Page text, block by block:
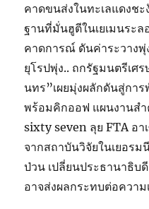
คาดขนส่งในทะเลแดงช
ฐานที่มั่นฮูตีในเยเมนระล
คาดการณ์ ดันค่าระวางพุ่
ยุโรปพุ่ง.. ถกรัฐมนตรีเศ
นทร”เผยมุ่งผลักดันสู่ก
พร้อมคิกออฟ แผนงานส
sixty seven ลุย FTA อา
จากสถาบันวิจัยในเยอรม
ป่วน เปลี่ยนประธานาธิบ
อาจส่งผลกระทบต่อควา